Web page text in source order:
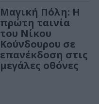
Μαγική Πόλη: Η
πρώτη ταινία
του Νίκου
Κούνδουρου σε
επανέκδοση στις
μεγάλες οθόνες